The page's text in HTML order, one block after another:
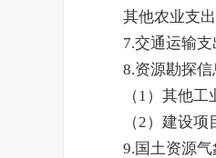
其他农业支
7.交通运输支
8.资源勘探
（1）其他
（2）建设
9.国土资源